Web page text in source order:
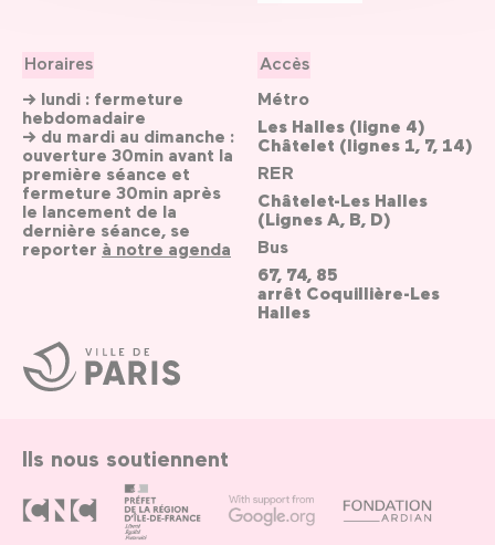
Ville
de
Paris
Horaires
→ lundi : fermeture
hebdomadaire
→ du mardi au dimanche :
ouverture 30min avant la
première séance et
fermeture 30min après
le lancement de la
dernière séance, se
reporter à notre agenda
Accès
Métro
Les Halles (ligne 4)
Châtelet (lignes 1, 7, 14)
RER
Châtelet-Les Halles
(Lignes A, B, D)
Bus
67, 74, 85
arrêt Coquillière-Les
Halles
Ils nous soutiennent